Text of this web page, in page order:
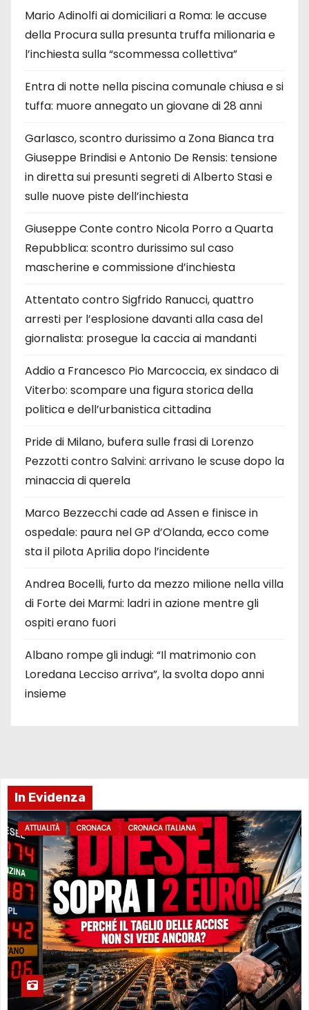
Mario Adinolfi ai domiciliari a Roma: le accuse
della Procura sulla presunta truffa milionaria e
l’inchiesta sulla “scommessa collettiva”
Entra di notte nella piscina comunale chiusa e si
tuffa: muore annegato un giovane di 28 anni
Garlasco, scontro durissimo a Zona Bianca tra
Giuseppe Brindisi e Antonio De Rensis: tensione
in diretta sui presunti segreti di Alberto Stasi e
sulle nuove piste dell’inchiesta
Giuseppe Conte contro Nicola Porro a Quarta
Repubblica: scontro durissimo sul caso
mascherine e commissione d’inchiesta
Attentato contro Sigfrido Ranucci, quattro
arresti per l’esplosione davanti alla casa del
giornalista: prosegue la caccia ai mandanti
Addio a Francesco Pio Marcoccia, ex sindaco di
Viterbo: scompare una figura storica della
politica e dell’urbanistica cittadina
Pride di Milano, bufera sulle frasi di Lorenzo
Pezzotti contro Salvini: arrivano le scuse dopo la
minaccia di querela
Marco Bezzecchi cade ad Assen e finisce in
ospedale: paura nel GP d’Olanda, ecco come
sta il pilota Aprilia dopo l’incidente
Andrea Bocelli, furto da mezzo milione nella villa
di Forte dei Marmi: ladri in azione mentre gli
ospiti erano fuori
Albano rompe gli indugi: “Il matrimonio con
Loredana Lecciso arriva”, la svolta dopo anni
insieme
In Evidenza
ATTUALITÀ CRONACA CRONACA ITALIANA